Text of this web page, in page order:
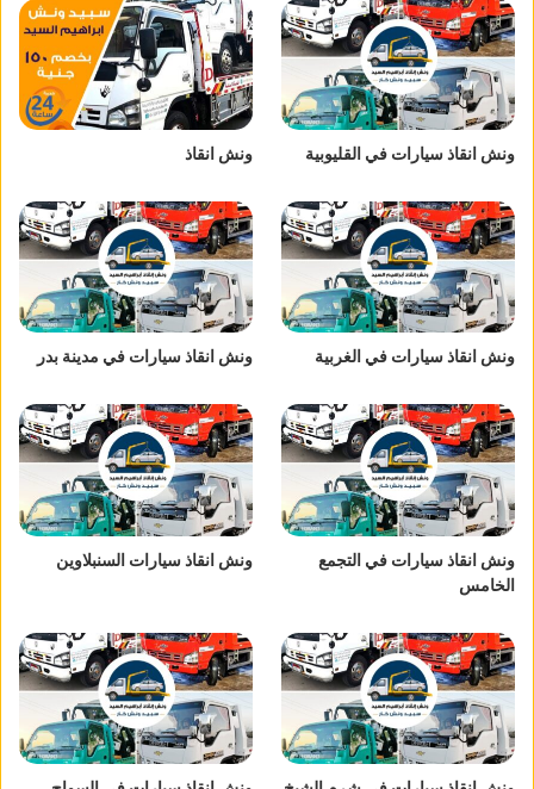
ونش انقاذ سيارات في القليوبية ونش انقاذ
ونش انقاذ سيارات في الغربية ونش انقاذ سيارات في مدينة بدر
ونش انقاذ سيارات في التجمع
الخامس
ونش انقاذ سيارات السنبلاوين